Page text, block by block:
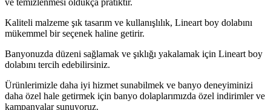
Kaliteli malzeme şık tasarım ve kullanışlılık, Lineart boy dolabını
mükemmel bir seçenek haline getirir.
Banyonuzda düzeni sağlamak ve şıklığı yakalamak için Lineart boy
dolabını tercih edebilirsiniz.
Ürünlerimizle daha iyi hizmet sunabilmek ve banyo deneyiminizi
daha özel hale getirmek için banyo dolaplarımızda özel indirimler ve
kampanyalar sunuyoruz.